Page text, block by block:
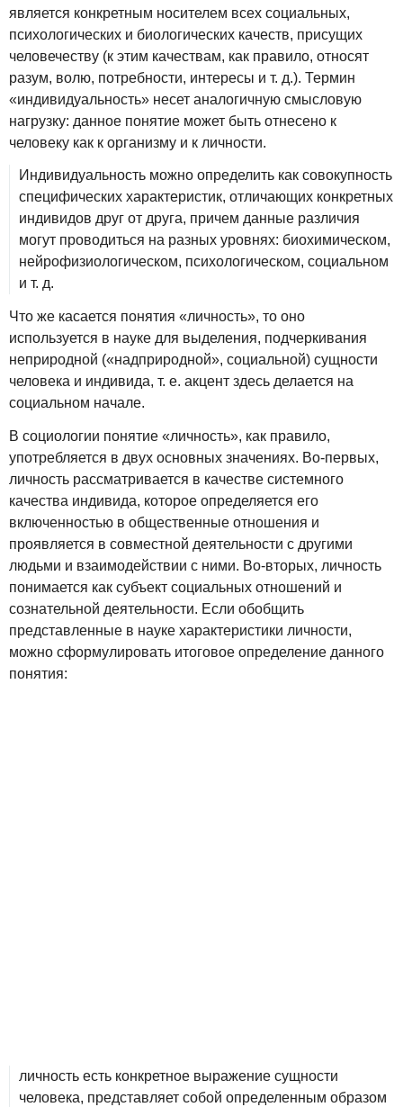
является конкретным носителем всех социальных,
психологических и биологических качеств, присущих
человечеству (к этим качествам, как правило, относят
разум, волю, потребности, интересы и т. д.). Термин
«индивидуальность» несет аналогичную смысловую
нагрузку: данное понятие может быть отнесено к
человеку как к организму и к личности.
Индивидуальность можно определить как совокупность
специфических характеристик, отличающих конкретных
индивидов друг от друга, причем данные различия
могут проводиться на разных уровнях: биохимическом,
нейрофизиологическом, психологическом, социальном
и т. д.
Что же касается понятия «личность», то оно
используется в науке для выделения, подчеркивания
неприродной («надприродной», социальной) сущности
человека и индивида, т. е. акцент здесь делается на
социальном начале.
В социологии понятие «личность», как правило,
употребляется в двух основных значениях. Во-первых,
личность рассматривается в качестве системного
качества индивида, которое определяется его
включенностью в общественные отношения и
проявляется в совместной деятельности с другими
людьми и взаимодействии с ними. Во-вторых, личность
понимается как субъект социальных отношений и
сознательной деятельности. Если обобщить
представленные в науке характеристики личности,
можно сформулировать итоговое определение данного
понятия:
личность есть конкретное выражение сущности
человека, представляет собой определенным образом